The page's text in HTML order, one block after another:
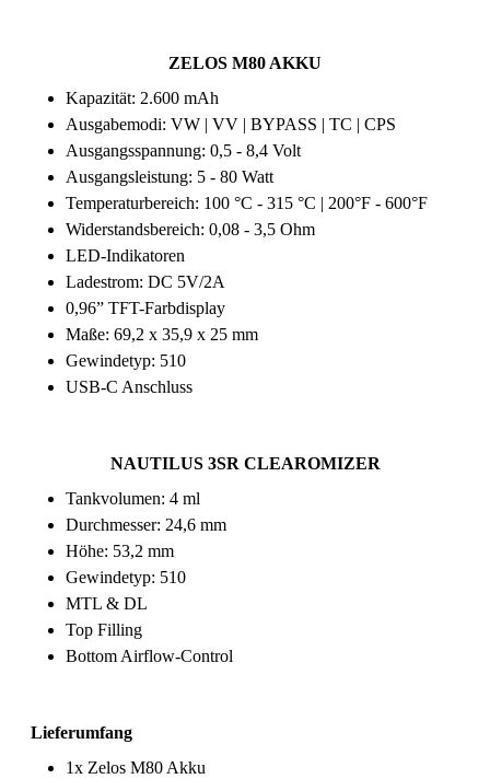
ZELOS M80 AKKU
Kapazität: 2.600 mAh
Ausgabemodi: VW | VV | BYPASS | TC | CPS
Ausgangsspannung: 0,5 - 8,4 Volt
Ausgangsleistung: 5 - 80 Watt
Temperaturbereich: 100 °C - 315 °C | 200°F - 600°F
Widerstandsbereich: 0,08 - 3,5 Ohm
LED-Indikatoren
Ladestrom: DC 5V/2A
0,96” TFT-Farbdisplay
Maße: 69,2 x 35,9 x 25 mm
Gewindetyp: 510
USB-C Anschluss
NAUTILUS 3SR CLEAROMIZER
Tankvolumen: 4 ml
Durchmesser: 24,6 mm
Höhe: 53,2 mm
Gewindetyp: 510
MTL & DL
Top Filling
Bottom Airflow-Control
Lieferumfang
1x Zelos M80 Akku